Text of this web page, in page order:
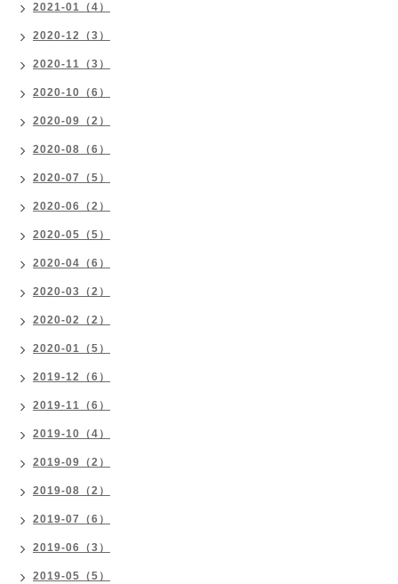
2021-01（4）
2020-12（3）
2020-11（3）
2020-10（6）
2020-09（2）
2020-08（6）
2020-07（5）
2020-06（2）
2020-05（5）
2020-04（6）
2020-03（2）
2020-02（2）
2020-01（5）
2019-12（6）
2019-11（6）
2019-10（4）
2019-09（2）
2019-08（2）
2019-07（6）
2019-06（3）
2019-05（5）